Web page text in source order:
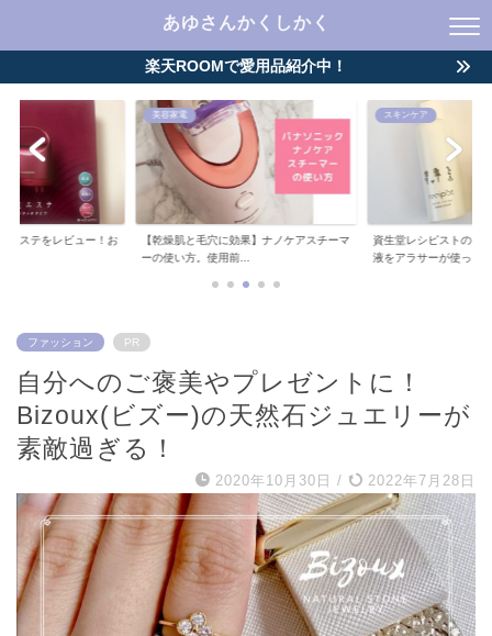
あゆさんかくしかく
楽天ROOMで愛用品紹介中！
エステをレビュー！お
美容家電
【乾燥肌と毛穴に効果】ナノケアスチーマ
ーの使い方。使用前...
スキンケア
資生堂レシピストのプ
液をアラサーが使っ...
ファッション PR
自分へのご褒美やプレゼントに！
Bizoux(ビズー)の天然石ジュエリーが
素敵過ぎる！
2020年10月30日 / 2022年7月28日